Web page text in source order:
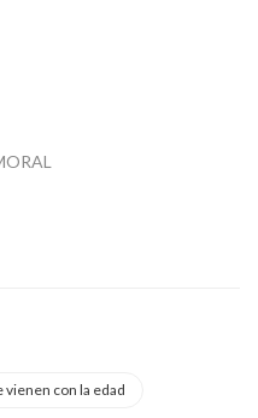
con la edad